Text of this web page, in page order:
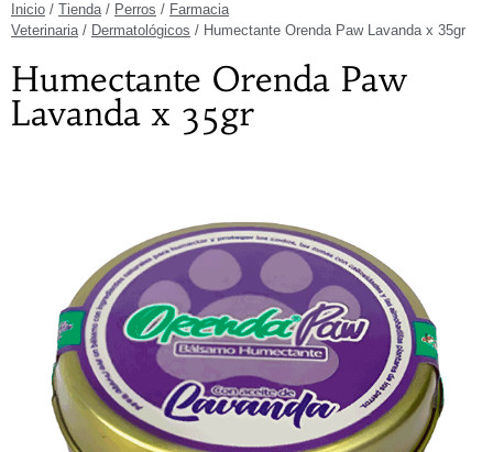
Inicio / Tienda/ Perros / Farmacia
Veterinaria/ Dermatológicos / Humectante Orenda Paw Lavanda x 35gr
Humectante Orenda Paw
Lavanda x 35gr